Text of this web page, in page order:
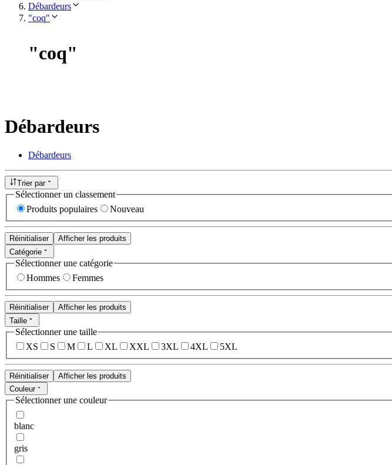
Débardeurs
"coq"
"coq"
Débardeurs
Débardeurs
Trier par
Sélectionner un classement
Produits populaires
Nouveau
Réinitialiser
Afficher les produits
Catégorie
Sélectionner une catégorie
Hommes
Femmes
Réinitialiser
Afficher les produits
Taille
Sélectionner une taille
XS
S M L XL XXL 3XL 4XL 5XL
Réinitialiser
Afficher les produits
Couleur
Sélectionner une couleur
blanc
gris